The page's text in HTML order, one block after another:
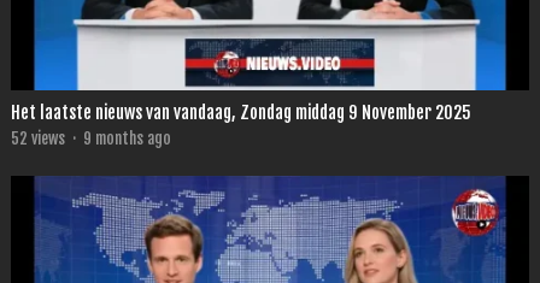
Het laatste nieuws van vandaag, Zondag middag 9 November 2025
52 views · 9 months ago